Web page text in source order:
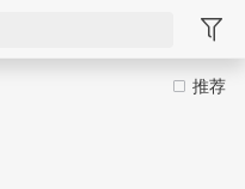
推荐